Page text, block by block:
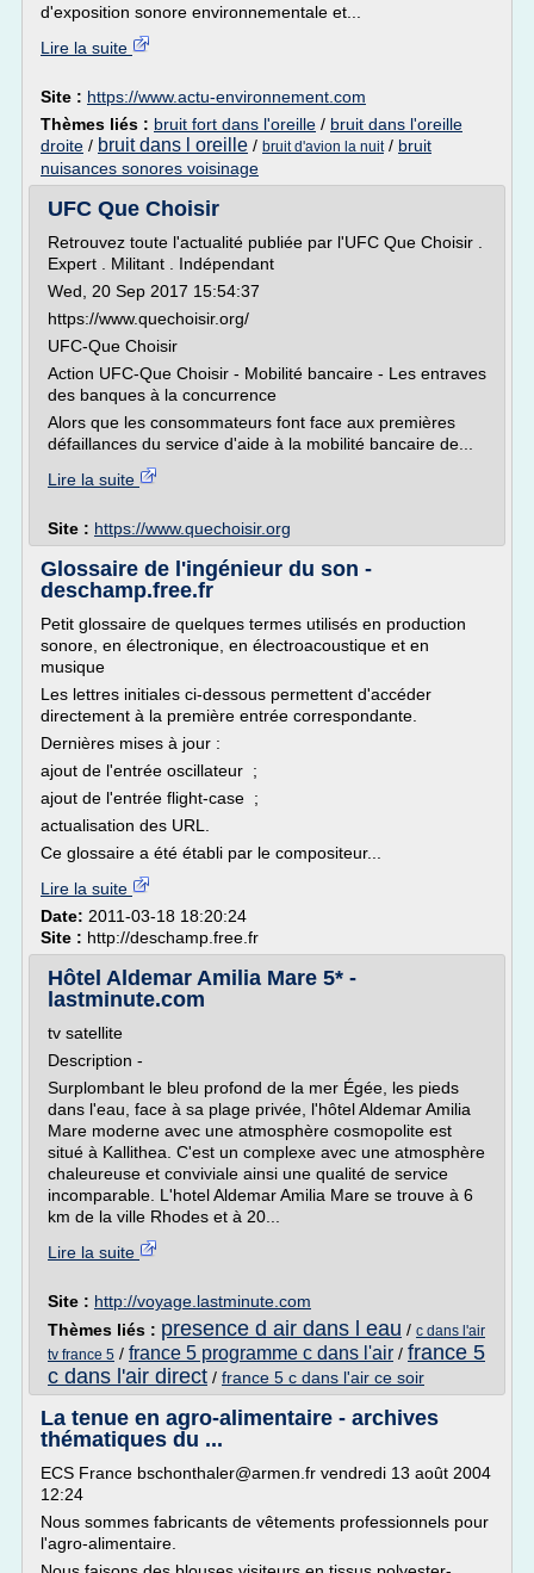
d'exposition sonore environnementale et...
Lire la suite
Site : https://www.actu-environnement.com
Thèmes liés : bruit fort dans l'oreille / bruit dans l'oreille
droite / bruit dans l oreille / bruit d'avion la nuit/ bruit
nuisances sonores voisinage
UFC Que Choisir
Retrouvez toute l'actualité publiée par l'UFC Que Choisir .
Expert . Militant . Indépendant
Wed, 20 Sep 2017 15:54:37
https://www.quechoisir.org/
UFC-Que Choisir
Action UFC-Que Choisir - Mobilité bancaire - Les entraves
des banques à la concurrence
Alors que les consommateurs font face aux premières
défaillances du service d'aide à la mobilité bancaire de...
Lire la suite
Site : https://www.quechoisir.org
Glossaire de l'ingénieur du son -
deschamp.free.fr
Petit glossaire de quelques termes utilisés en production
sonore, en électronique, en électroacoustique et en
musique
Les lettres initiales ci-dessous permettent d'accéder
directement à la première entrée correspondante.
Dernières mises à jour :
ajout de l'entrée oscillateur ;
ajout de l'entrée flight-case ;
actualisation des URL.
Ce glossaire a été établi par le compositeur...
Lire la suite
Date: 2011-03-18 18:20:24
Site : http://deschamp.free.fr
Hôtel Aldemar Amilia Mare 5* -
lastminute.com
tv satellite
Description -
Surplombant le bleu profond de la mer Égée, les pieds
dans l'eau, face à sa plage privée, l'hôtel Aldemar Amilia
Mare moderne avec une atmosphère cosmopolite est
situé à Kallithea. C'est un complexe avec une atmosphère
chaleureuse et conviviale ainsi une qualité de service
incomparable. L'hotel Aldemar Amilia Mare se trouve à 6
km de la ville Rhodes et à 20...
Lire la suite
Site : http://voyage.lastminute.com
Thèmes liés : presence d air dans l eau / c dans l'air
tv france 5 / france 5 programme c dans l'air / france 5
c dans l'air direct / france 5 c dans l'air ce soir
La tenue en agro-alimentaire - archives
thématiques du ...
ECS France bschonthaler@armen.fr vendredi 13 août 2004
12:24
Nous sommes fabricants de vêtements professionnels pour
l'agro-alimentaire.